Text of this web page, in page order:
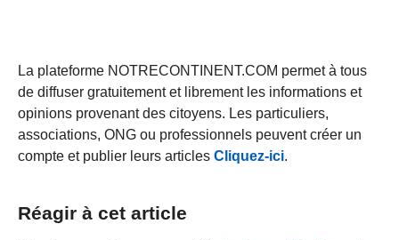
La plateforme NOTRECONTINENT.COM permet à tous
de diffuser gratuitement et librement les informations et
opinions provenant des citoyens. Les particuliers,
associations, ONG ou professionnels peuvent créer un
compte et publier leurs articles Cliquez-ici.
Réagir à cet article